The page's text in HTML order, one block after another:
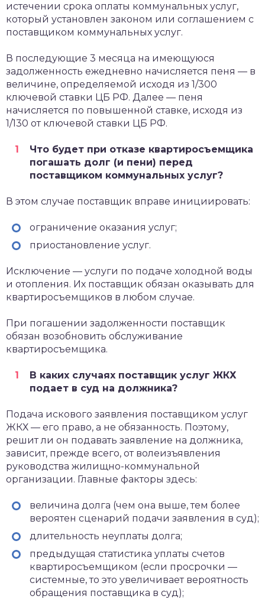
истечении срока оплаты коммунальных услуг,
который установлен законом или соглашением с
поставщиком коммунальных услуг.
В последующие 3 месяца на имеющуюся
задолженность ежедневно начисляется пеня — в
величине, определяемой исходя из 1/300
ключевой ставки ЦБ РФ. Далее — пеня
начисляется по повышенной ставке, исходя из
1/130 от ключевой ставки ЦБ РФ.
Что будет при отказе квартиросъемщика
погашать долг (и пени) перед
поставщиком коммунальных услуг?
В этом случае поставщик вправе инициировать:
ограничение оказания услуг;
приостановление услуг.
Исключение — услуги по подаче холодной воды
и отопления. Их поставщик обязан оказывать для
квартиросъемщиков в любом случае.
При погашении задолженности поставщик
обязан возобновить обслуживание
квартиросъемщика.
В каких случаях поставщик услуг ЖКХ
подает в суд на должника?
Подача искового заявления поставщиком услуг
ЖКХ — его право, а не обязанность. Поэтому,
решит ли он подавать заявление на должника,
зависит, прежде всего, от волеизъявления
руководства жилищно-коммунальной
организации. Главные факторы здесь:
величина долга (чем она выше, тем более
вероятен сценарий подачи заявления в суд);
длительность неуплаты долга;
предыдущая статистика уплаты счетов
квартиросъемщиком (если просрочки —
системные, то это увеличивает вероятность
обращения поставщика в суд);